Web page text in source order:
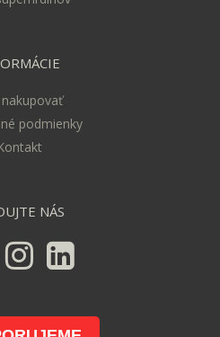
podmienky
NÁS